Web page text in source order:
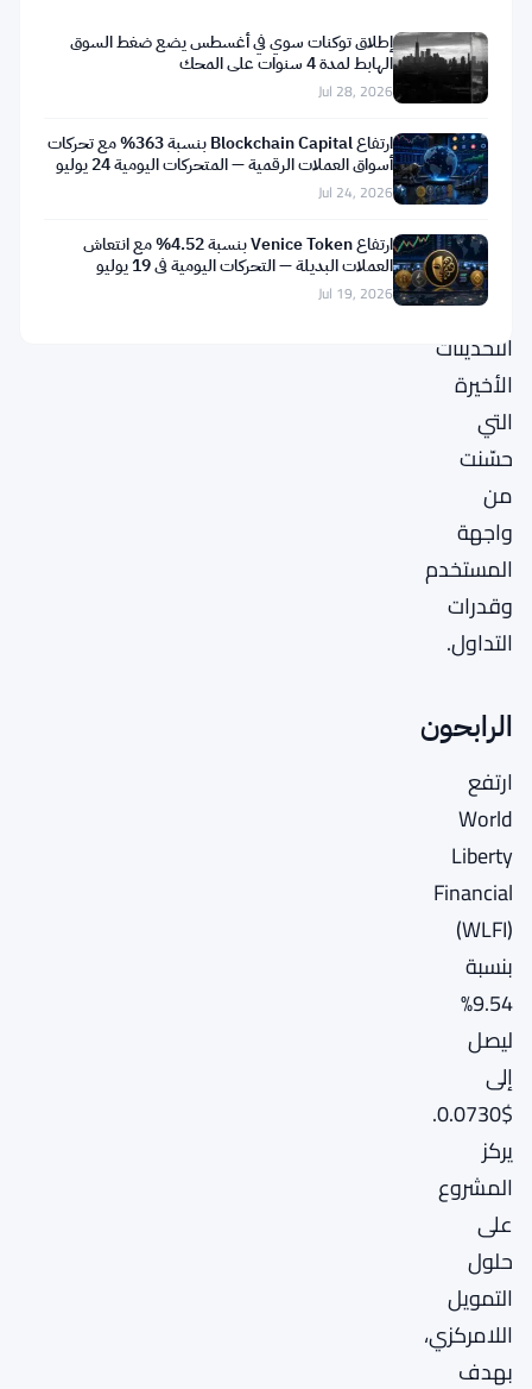
الخاصة
وقد
شهد
اهتمامًا
متزايدًا
ربما
بسبب
التحديثات
الأخيرة
التي
حسّنت
من
واجهة
المستخدم
وقدرات
التداول.
الرابحون
ارتفع
World
Liberty
Financial
(WLFI)
بنسبة
9.54%
ليصل
إلى
$0.0730.
يركز
المشروع
على
حلول
التمويل
اللامركزي،
بهدف
إطلاق توكنات سوي في أغسطس يضع ضغط السوق
الهابط لمدة 4 سنوات على المحك
Jul 28, 2026
ارتفاع Blockchain Capital بنسبة 363% مع تحركات
أسواق العملات الرقمية — المتحركات اليومية 24 يوليو
Jul 24, 2026
ارتفاع Venice Token بنسبة 4.52% مع انتعاش
العملات البديلة — التحركات اليومية في 19 يوليو
Jul 19, 2026